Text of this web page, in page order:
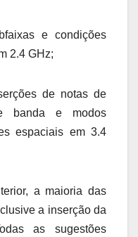
e condições
2.4 GHz;
de notas de
banda e modos
espaciais em 3.4
a maioria das
a inserção da
as sugestões